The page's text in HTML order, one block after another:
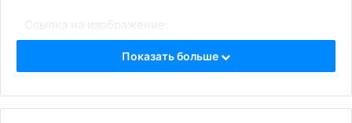
Ссылка на изображение:
HTML-код для вставки на сайт и блог:
Показать больше